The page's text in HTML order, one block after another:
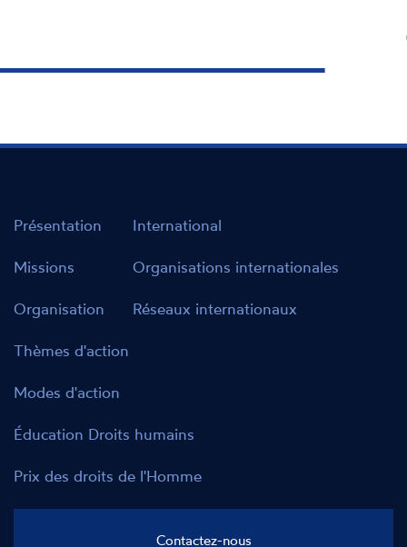
Missions
Organisation
Thèmes d'action
Modes d'action
Organisations internationales
Réseaux internationaux
Éducation Droits humains
Prix des droits de l'Homme
Contactez-nous